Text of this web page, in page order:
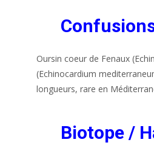
Oursin coeur de Fenaux
(Echinocardium
longueurs, rare en
Biotope /